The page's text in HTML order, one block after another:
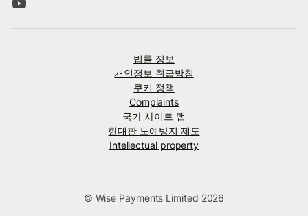
법률 정보
개인정보 취급방침
쿠키 정책
Complaints
국가 사이트 맵
현대판 노예방지 제도
Intellectual property
© Wise Payments Limited 2026